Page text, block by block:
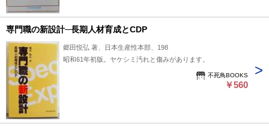
専門職の新設計─長期人材育成とCDP
郷田悦弘 著、日本生産性本部、198
昭和61年初版。ヤケシミ汚れと傷みがあります。
不死鳥BOOKS
￥560